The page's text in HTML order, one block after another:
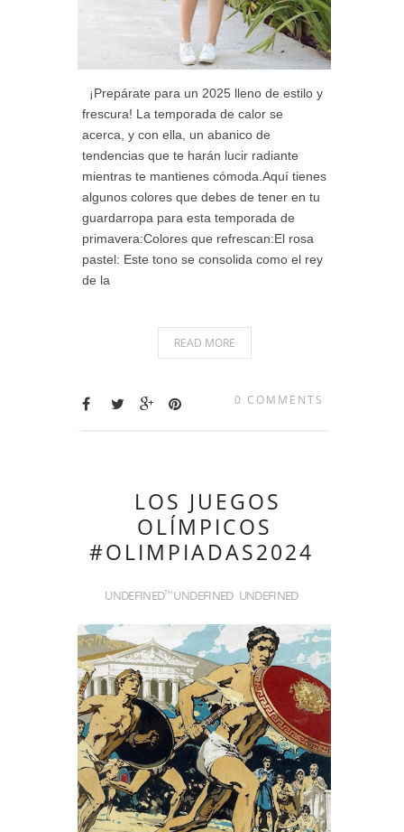
¡Prepárate para un 2025 lleno de estilo y
frescura! La temporada de calor se
acerca, y con ella, un abanico de
tendencias que te harán lucir radiante
mientras te mantienes cómoda.Aquí tienes
algunos colores que debes de tener en tu
guardarropa para esta temporada de
primavera:Colores que refrescan:El rosa
pastel: Este tono se consolida como el rey
de la
READ MORE
0 COMMENTS
LOS JUEGOS
OLÍMPICOS
#OLIMPIADAS2024
UNDEFINEDTH UNDEFINED UNDEFINED